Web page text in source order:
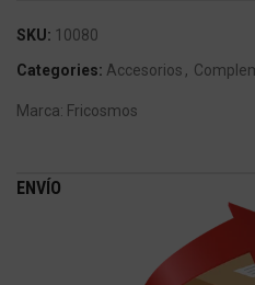
SKU: 10080
Categories: Accesorios ,
Marca: Fricosmos
ENVÍO